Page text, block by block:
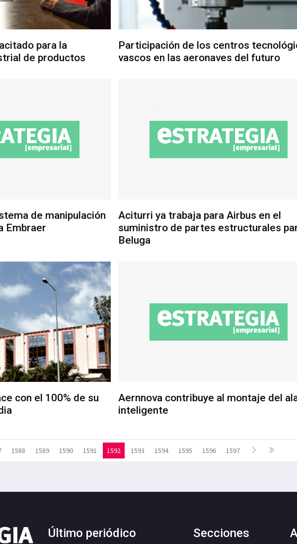
para la
de productos
Participación de los centros
vascos en las aeronaves del futuro
de manipulación
Embraer
Aciturri ya trabaja para Airbus en el
suministro de partes estructurales
Beluga
con el 100% de su
Aernnova contribuye al montaje del
inteligente
1588 1589 1590 1591 1592 1593 1594 1595 1596 1597
Último periódico Secciones